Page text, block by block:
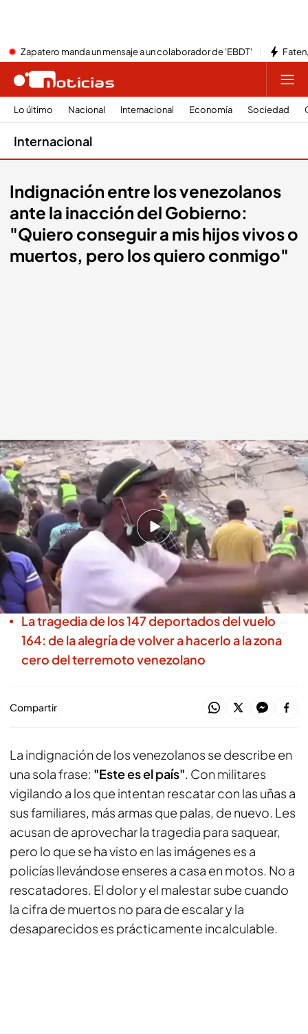
Zapatero manda un mensaje a un colaborador de 'EBDT'
Lo último Nacional Internacional Economía Sociedad
Internacional
Indignación entre los venezolanos
ante la inacción del Gobierno:
"Quiero conseguir a mis hijos vivos o
muertos, pero los quiero conmigo"
Indignación entre los venezolanos ante la inacción del Gobierno: "Este es
el país".Cuatro
Beatriz Palomar
29 JUN 2026 - 21:11h.
"Quiero conseguir a mis hijos vivos o muertos
pero los quiero conmigo", dice un padre
devastado y airado.
La tragedia de los 147 deportados del vuelo
164: de la alegría de volver a hacerlo a la zona
cero del terremoto venezolano
Compartir
La indignación de los venezolanos se describe en
una sola frase: "Este es el país". Con militares
vigilando a los que intentan rescatar con las uñas a
sus familiares, más armas que palas, de nuevo. Les
acusan de aprovechar la tragedia para saquear,
pero lo que se ha visto en las imágenes es a
policías llevándose enseres a casa en motos. No a
rescatadores. El dolor y el malestar sube cuando
la cifra de muertos no para de escalar y la
desaparecidos es prácticamente incalculable.